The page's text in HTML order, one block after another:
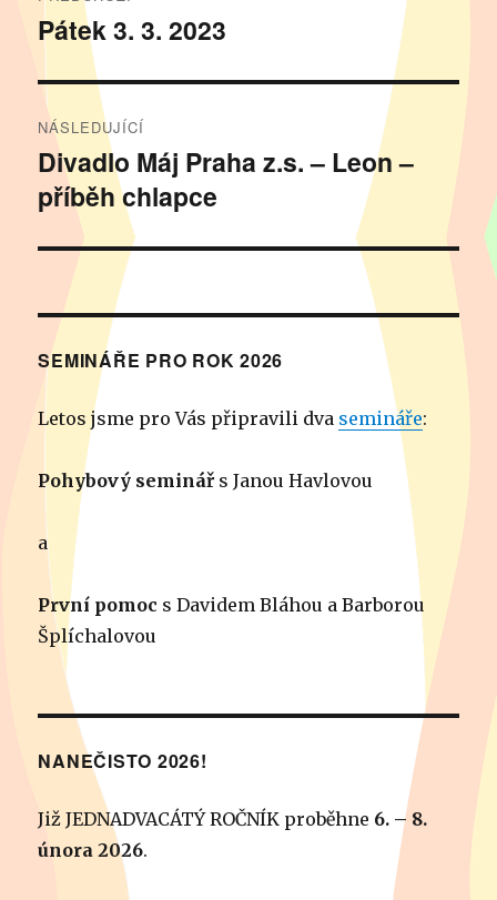
pro
příspěvek
Předchozí
příspěvek:
Pátek 3. 3. 2023
NÁSLEDUJÍCÍ
Následující
příspěvek:
Divadlo Máj Praha z.s. – Leon –
příběh chlapce
SEMINÁŘE PRO ROK 2026
Letos jsme pro Vás připravili dva semináře:
Pohybový seminář s Janou Havlovou
a
První pomoc s Davidem Bláhou a Barborou
Šplíchalovou
NANEČISTO 2026!
Již JEDNADVACÁTÝ ROČNÍK proběhne 6. – 8.
února 2026.